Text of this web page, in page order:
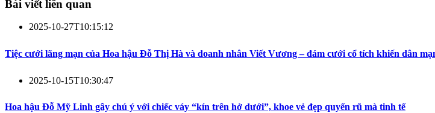
Bài viết liên quan
2025-10-27T10:15:12
Tiệc cưới lãng mạn của Hoa hậu Đỗ Thị Hà và doanh nhân Viết Vương – đám cưới cổ tích khiến dân
2025-10-15T10:30:47
Hoa hậu Đỗ Mỹ Linh gây chú ý với chiếc váy “kín trên hở dưới”, khoe vẻ đẹp quyến rũ mà tinh tế